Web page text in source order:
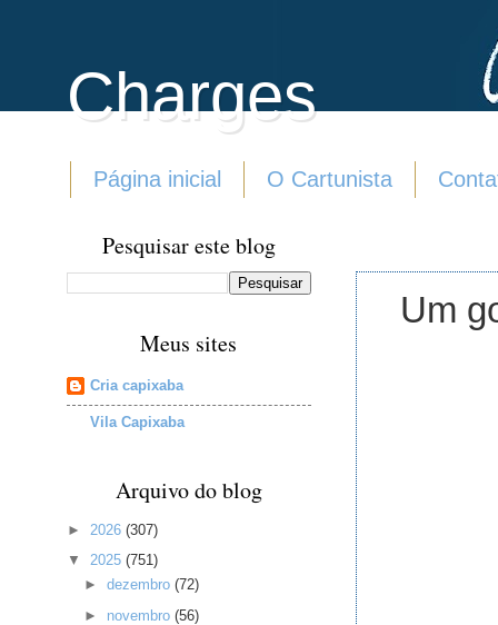
Charges
Página inicial O Cartunista
Um
Pesquisar este blog
Meus sites
Cria capixaba
Vila Capixaba
Arquivo do blog
► 2026 (307)
▼ 2025 (751)
►dezembro(72)
► novembro(56)